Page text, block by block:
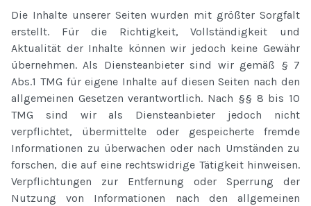
Die Inhalte unserer Seiten wurden mit größter Sorgfalt
erstellt. Für die Richtigkeit, Vollständigkeit und
Aktualität der Inhalte können wir jedoch keine Gewähr
übernehmen. Als Diensteanbieter sind wir gemäß § 7
Abs.1 TMG für eigene Inhalte auf diesen Seiten nach den
allgemeinen Gesetzen verantwortlich. Nach §§ 8 bis 10
TMG sind wir als Diensteanbieter jedoch nicht
verpflichtet, übermittelte oder gespeicherte fremde
Informationen zu überwachen oder nach Umständen zu
forschen, die auf eine rechtswidrige Tätigkeit hinweisen.
Verpflichtungen zur Entfernung oder Sperrung der
Nutzung von Informationen nach den allgemeinen